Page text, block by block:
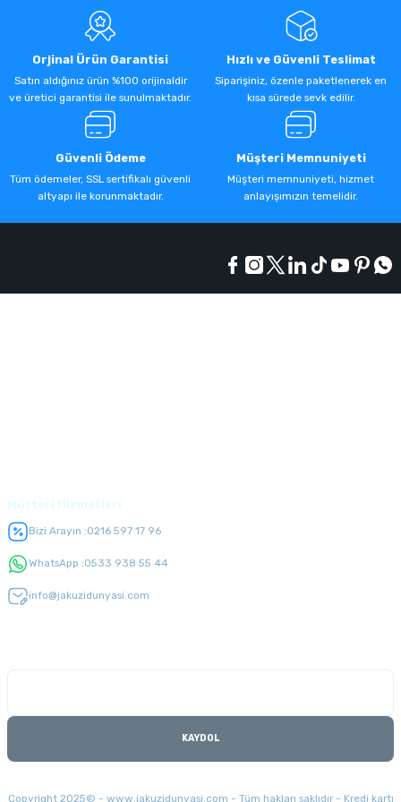
Orjinal Ürün Garantisi
Satın aldığınız ürün %100 orijinaldir
ve üretici garantisi ile sunulmaktadır.
Hızlı ve Güvenli Teslimat
Siparişiniz, özenle paketlenerek en
kısa sürede sevk edilir.
Güvenli Ödeme
Tüm ödemeler, SSL sertifikalı güvenli
altyapı ile korunmaktadır.
Müşteri Memnuniyeti
Müşteri memnuniyeti, hizmet
anlayışımızın temelidir.
Bizi Arayın :0216 597 17 96
WhatsApp :0533 938 55 44
info@jakuzidunyasi.com
KAYDOL
Copyright 2025© - www.jakuzidunyasi.com - Tüm hakları saklıdır - Kredi kartı